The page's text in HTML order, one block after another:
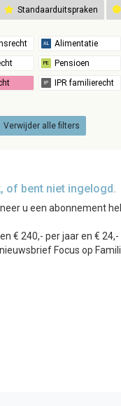
Standaarduitspraken
Verwijder alle filters
of bent niet ingelogd.
u een abonnement
€ 240,- per jaar en €
Focus op